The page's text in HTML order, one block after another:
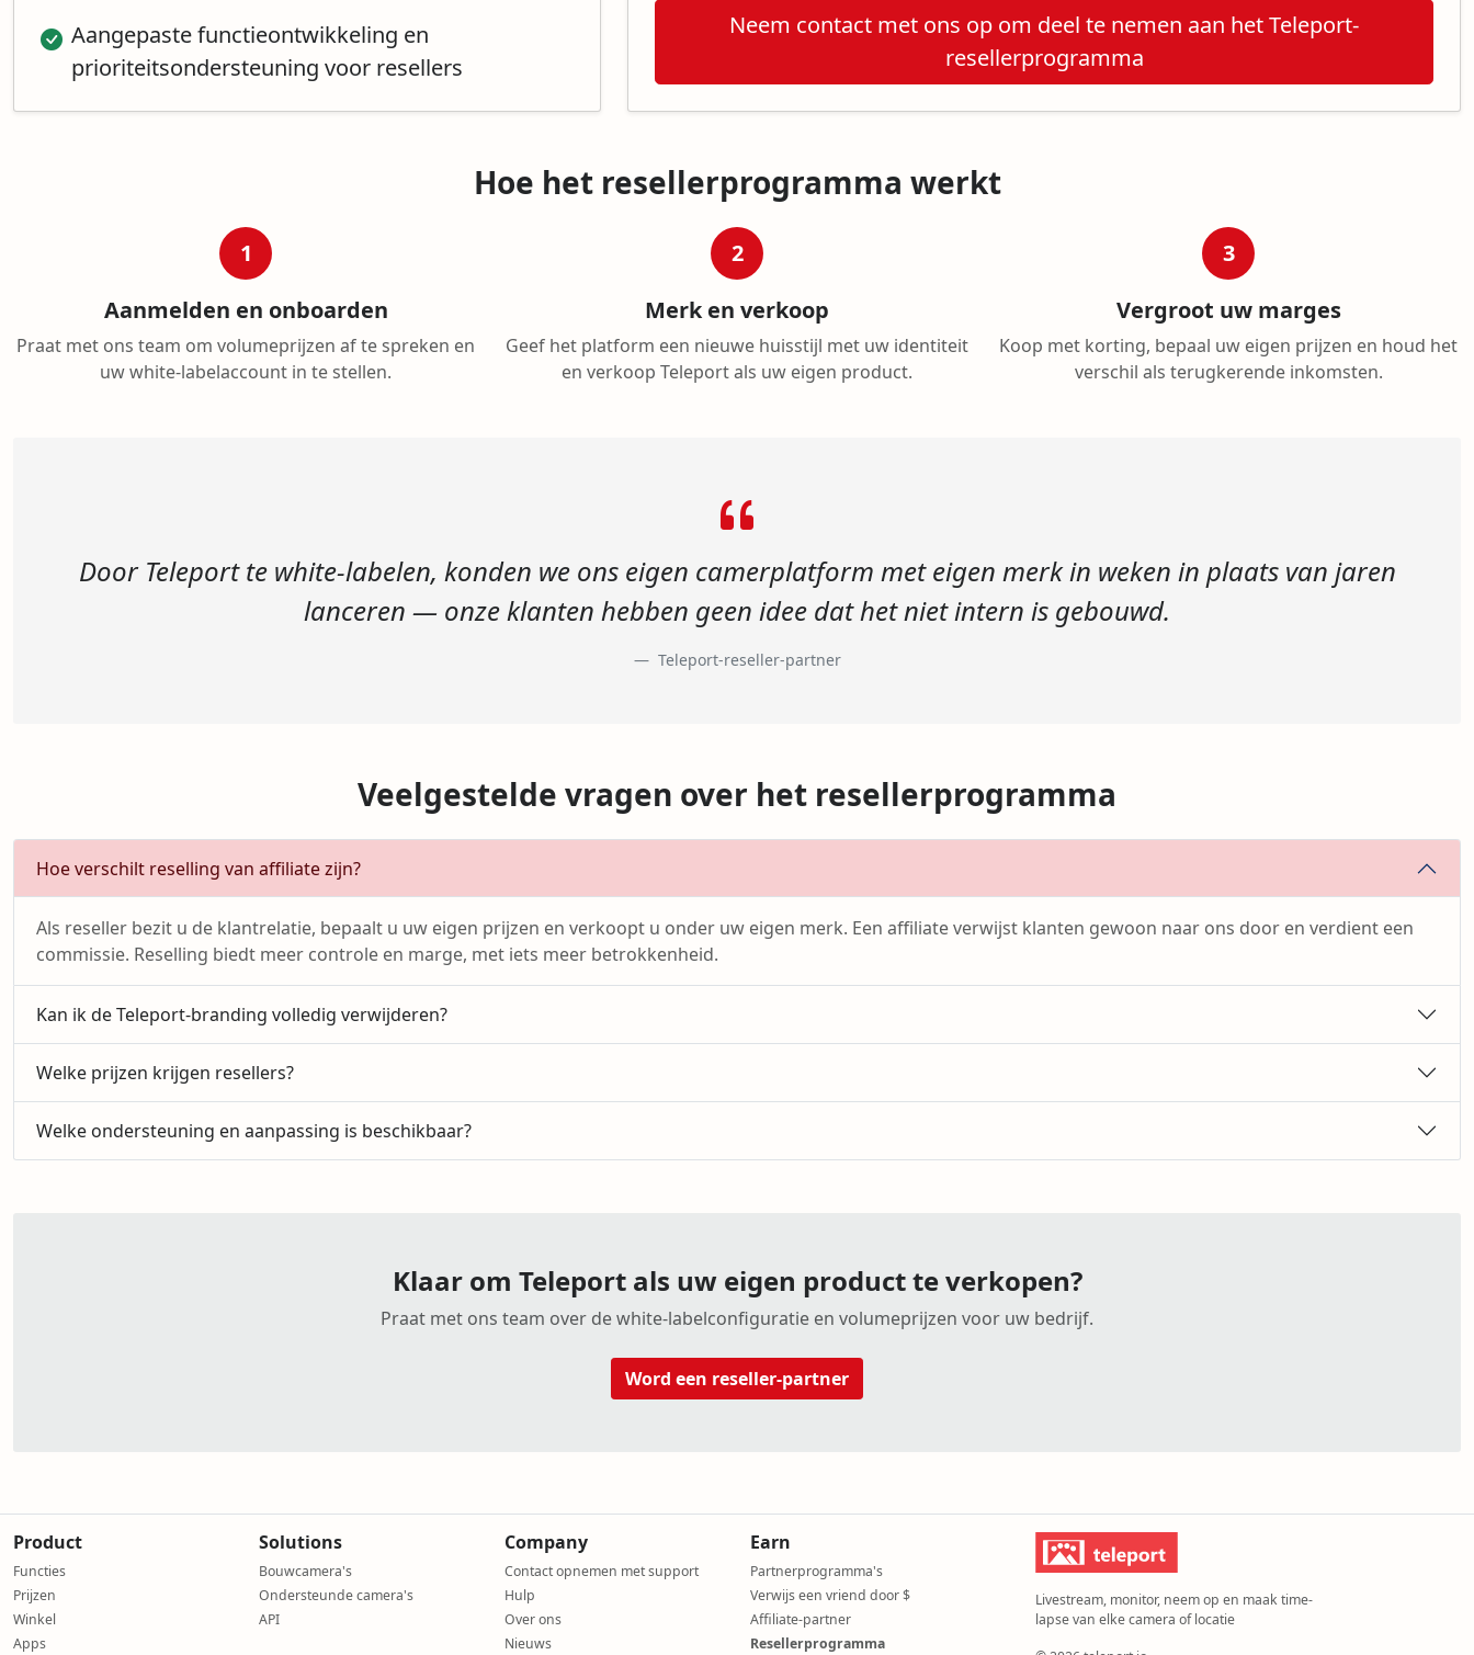
Aangepaste functieontwikkeling en
prioriteitsondersteuning voor resellers
Neem contact met ons op om deel te nemen aan het Teleport-
resellerprogramma
Hoe het resellerprogramma werkt
1
Aanmelden en onboarden
Praat met ons team om volumeprijzen af te spreken en
uw white-labelaccount in te stellen.
2
Merk en verkoop
Geef het platform een nieuwe huisstijl met uw identiteit
en verkoop Teleport als uw eigen product.
3
Vergroot uw marges
Koop met korting, bepaal uw eigen prijzen en houd het
verschil als terugkerende inkomsten.
Door Teleport te white-labelen, konden we ons eigen camerplatform met eigen merk in weken in plaats van jaren
lanceren — onze klanten hebben geen idee dat het niet intern is gebouwd.
Teleport-reseller-partner
Veelgestelde vragen over het resellerprogramma
Hoe verschilt reselling van affiliate zijn?
Als reseller bezit u de klantrelatie, bepaalt u uw eigen prijzen en verkoopt u onder uw eigen merk. Een affiliate verwijst klanten gewoon naar ons door en verdient een
commissie. Reselling biedt meer controle en marge, met iets meer betrokkenheid.
Kan ik de Teleport-branding volledig verwijderen?
Welke prijzen krijgen resellers?
Welke ondersteuning en aanpassing is beschikbaar?
Klaar om Teleport als uw eigen product te verkopen?
Praat met ons team over de white-labelconfiguratie en volumeprijzen voor uw bedrijf.
Word een reseller-partner
Product
Functies
Prijzen
Winkel
Apps
Solutions
Bouwcamera's
Ondersteunde camera's
API
Company
Contact opnemen met support
Hulp
Over ons
Nieuws
Earn
Partnerprogramma's
Verwijs een vriend door $
Affiliate-partner
Resellerprogramma
Livestream, monitor, neem op en maak time-
lapse van elke camera of locatie